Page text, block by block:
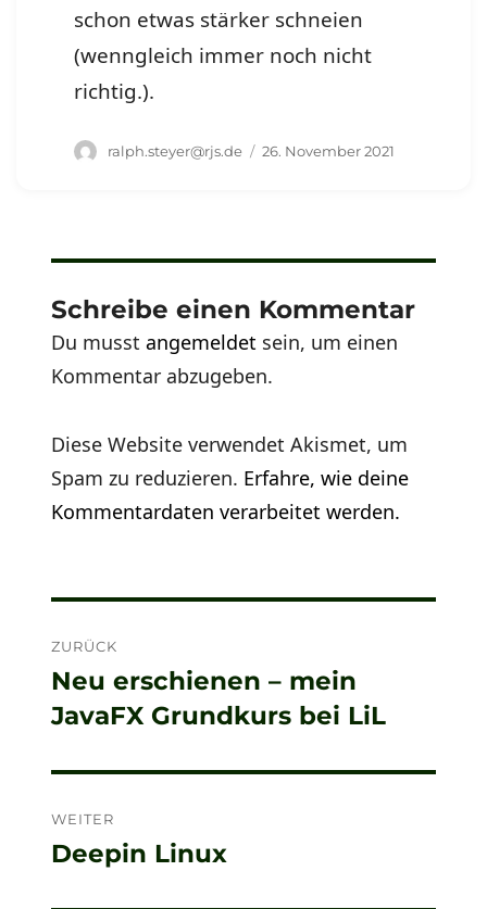
schon etwas stärker schneien
(wenngleich immer noch nicht
richtig.).
Autor
ralph.steyer@rjs.de
Veröffentlicht
26. November 2021
Schreibe einen Kommentar
Du musstangemeldet sein, um einen
Kommentar abzugeben.
Diese Website verwendet Akismet, um
Spam zu reduzieren. Erfahre, wie deine
Kommentardaten verarbeitet werden.
ZURÜCK
Vorheriger
Beitrag:
Neu erschienen – mein
JavaFX Grundkurs bei LiL
WEITER
Nächster
Deepin Linux